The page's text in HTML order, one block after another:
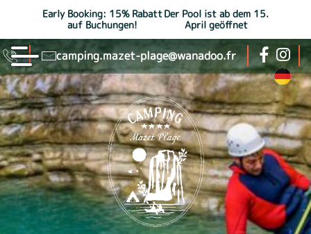
Early Booking: 15% Rabatt
auf Buchungen!
Der Pool ist ab dem 15.
April geöffnet
camping.mazet-plage@wanadoo.fr